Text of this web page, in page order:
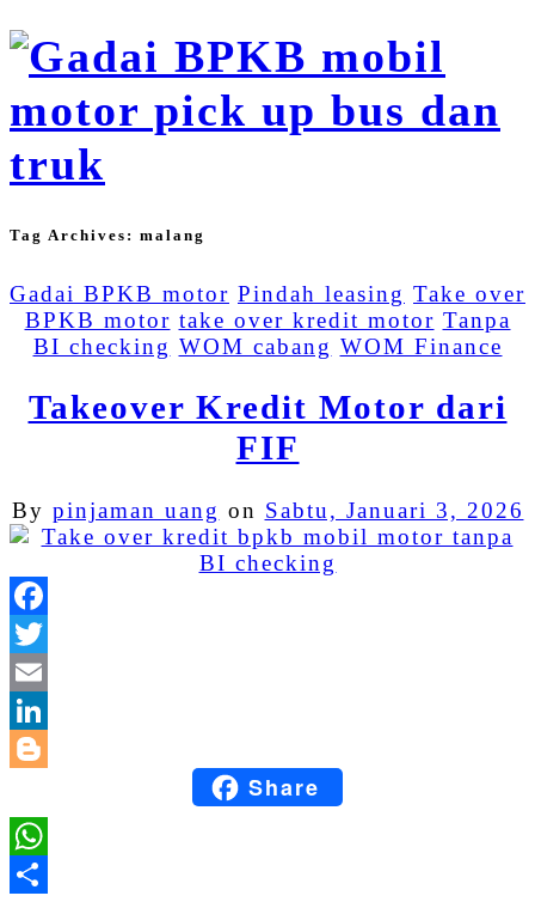
Tag Archives: malang
Gadai BPKB motor Pindah leasing Take over
BPKB motor take over kredit motor Tanpa
BI checking WOM cabang WOM Finance
Takeover Kredit Motor dari
FIF
By pinjaman uang on Sabtu, Januari 3, 2026
BloggerShare